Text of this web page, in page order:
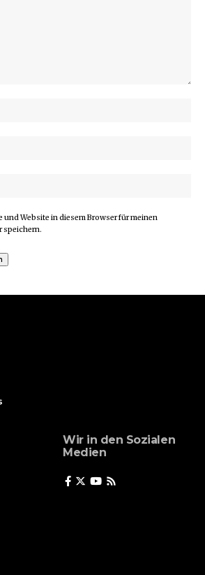
und Website in diesem Browser für meinen
speichern.
Wir in den Sozialen
Medien